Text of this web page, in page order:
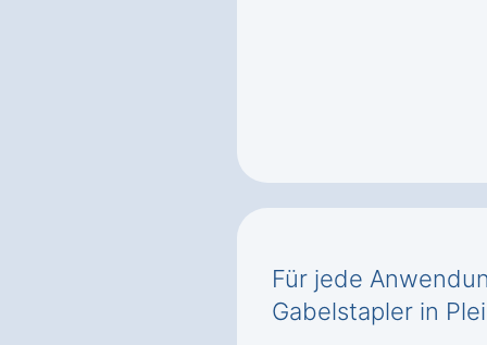
Für jede
Gabelstapler in